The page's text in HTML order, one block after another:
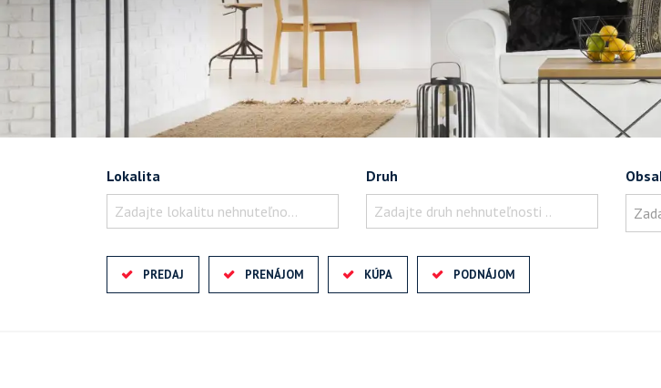
Lokalita
Zadajte lokalitu nehnuteľnosti ..
Druh
Zadajte druh nehnuteľnosti ..
PREDAJ PRENÁJOM KÚPA PODNÁJOM